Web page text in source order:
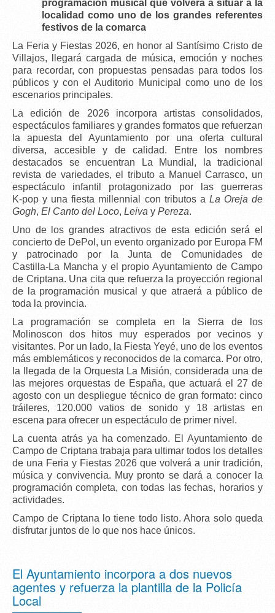
programación musical que volverá a situar a la
localidad como uno de los grandes referentes
festivos de la comarca
La Feria y Fiestas 2026, en honor al Santísimo Cristo de
Villajos, llegará cargada de música, emoción y noches
para recordar, con propuestas pensadas para todos los
públicos y con elAuditorio Municipal
como uno de los
escenarios principales.
La edición de 2026 incorpora artistas consolidados,
espectáculos familiares y grandes formatos que refuerzan
la apuesta del Ayuntamiento por una oferta cultural
diversa, accesible y de calidad. Entre los nombres
destacados se encuentran
La Mundial , la tradicional
revista de variedades, el tributo a Manuel Carrasco, un
espectáculo infantil protagonizado por las guerreras
K‑pop y unafiesta millennial con tributos a La Oreja de
Gogh, El Canto del Loco, Leiva y Pereza.
Uno de los grandes atractivos de esta edición será el
concierto de DePol , un evento organizado por Europa FM
y patrocinado por la Junta de Comunidades de
Castilla‑La Mancha y el propio Ayuntamiento de Campo
de Criptana. Una cita que refuerza la proyección regional
de la programación musical y que atraerá a público de
toda la provincia.
La programación se completa en la Sierra de los
Molinoscon dos hitos muy esperados por vecinos y
visitantes. Por un lado, la Fiesta Yeyé, uno de los eventos
más emblemáticos y reconocidos de la comarca. Por otro,
la llegada de la Orquesta La Misión, considerada una de
las mejores orquestas de España, que actuará el 27 de
agosto con un despliegue técnico de gran formato: cinco
tráileres, 120.000 vatios de sonido y 18 artistas en
escena para ofrecer un espectáculo de primer nivel.
La cuenta atrás ya ha comenzado. El Ayuntamiento de
Campo de Criptana trabaja para ultimar todos los detalles
de una Feria y Fiestas 2026 que volverá a unir tradición,
música y convivencia. Muy pronto se dará a conocer la
programación completa, con todas las fechas, horarios y
actividades.
Campo de Criptana lo tiene todo listo. Ahora solo queda
disfrutar juntos de lo que nos hace únicos.
El Ayuntamiento incorpora a dos nuevos
agentes y refuerza la plantilla de la Policía
Local